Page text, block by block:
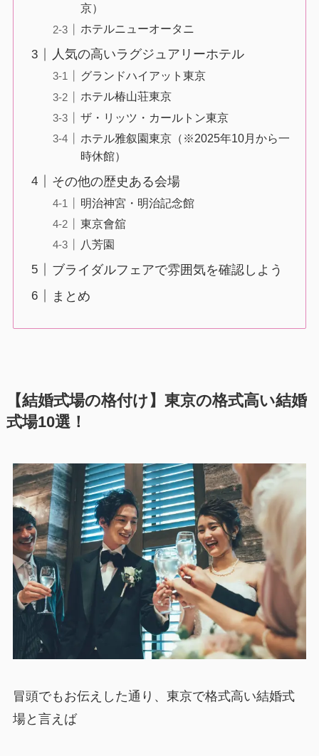
京）
ホテルニューオータニ
人気の高いラグジュアリーホテル
グランドハイアット東京
ホテル椿山荘東京
ザ・リッツ・カールトン東京
ホテル雅叙園東京（※2025年10月から一
時休館）
その他の歴史ある会場
明治神宮・明治記念館
東京會舘
八芳園
ブライダルフェアで雰囲気を確認しよう
まとめ
【結婚式場の格付け】東京の格式高い結婚
式場10選！
冒頭でもお伝えした通り、東京で格式高い結婚式
場と言えば